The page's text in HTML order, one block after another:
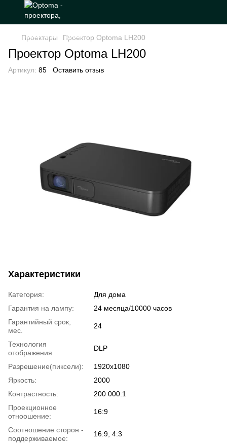
Проекторы Проектор Optoma LH200
Проектор Optoma LH200
Артикул: 85 Оставить отзыв
Характеристики
Категория:
Для дома
Гарантия на лампу:
24 месяца/10000 часов
Гарантийный срок,
мес.
24
Технология
отображения
DLP
Разрешение(пиксели):
1920х1080
Яркость:
2000
Контрастность:
200 000:1
Проекционное
отноошение:
16:9
Соотношение сторон -
поддерживаемое:
16:9, 4:3